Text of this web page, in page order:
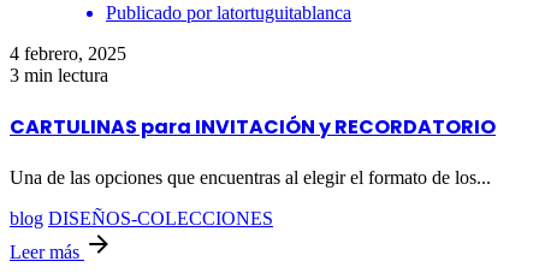
Publicado por latortuguitablanca
4 febrero, 2025
3 min lectura
CARTULINAS para INVITACIÓN y RECORDATORIO
Una de las opciones que encuentras al elegir el formato de los...
blog DISEÑOS-COLECCIONES
Leer más